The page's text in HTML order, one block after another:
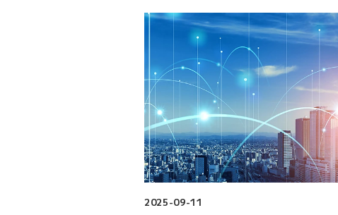
2025-09-11